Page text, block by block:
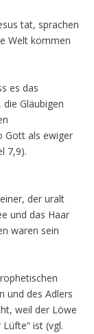
tat, sprachen
Welt kommen
es das
Gläubigen
Gott als ewiger
7,9).
der uralt
und das Haar
waren sein
und des Adlers
weil der Löwe
ist (vgl.